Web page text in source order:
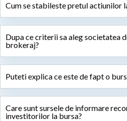
Cum se stabileste pretul actiunilor
Dupa ce criterii sa aleg societatea
brokeraj?
Puteti explica ce este de fapt o
Care sunt sursele de informare
investitorilor la bursa?